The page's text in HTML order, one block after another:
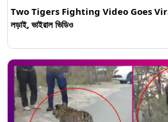
Two Tigers Fighting Video Goes Viral:
লড়াই, ভাইরাল ভিডিও